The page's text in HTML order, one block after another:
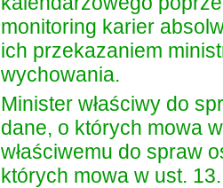
monitoring karier
ich przekazaniem
wychowania.
Minister właściwy do
dane, o których mowa
właściwemu do spraw
których mowa w ust. 13.